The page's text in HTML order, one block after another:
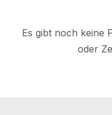
Es gibt noch keine
oder